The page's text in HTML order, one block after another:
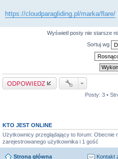
https://cloudparagliding.pl/marka/flare/
Wyświetl posty nie starsze
Sortuj wg
ODPOWIEDZ
Posty: 3 •
KTO JEST ONLINE
Użytkownicy przeglądający to forum: Obecnie
zarejestrowanego użytkownika i 1 gość
Strona główna Kontakt